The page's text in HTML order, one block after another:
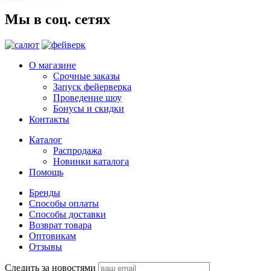
Мы в соц. сетях
О магазине
Срочные заказы
Запуск фейерверка
Проведение шоу
Бонусы и скидки
Контакты
Каталог
Распродажа
Новинки каталога
Помощь
Бренды
Способы оплаты
Способы доставки
Возврат товара
Оптовикам
Отзывы
Следить за новостями